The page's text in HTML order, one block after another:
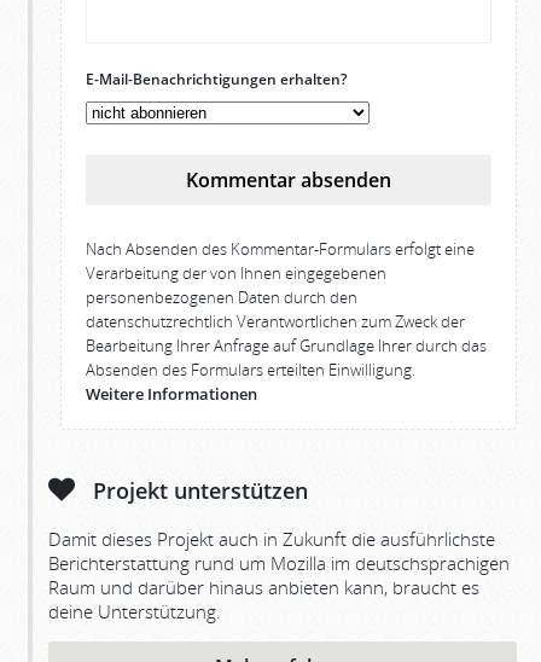
E-Mail-Benachrichtigungen erhalten?
Kommentar absenden
Nach Absenden des Kommentar-Formulars erfolgt eine
Verarbeitung der von Ihnen eingegebenen
personenbezogenen Daten durch den
datenschutzrechtlich Verantwortlichen zum Zweck der
Bearbeitung Ihrer Anfrage auf Grundlage Ihrer durch das
Absenden des Formulars erteilten Einwilligung.
Weitere Informationen
Projekt unterstützen
Damit dieses Projekt auch in Zukunft die ausführlichste
Berichterstattung rund um Mozilla im deutschsprachigen
Raum und darüber hinaus anbieten kann, braucht es
deine Unterstützung.